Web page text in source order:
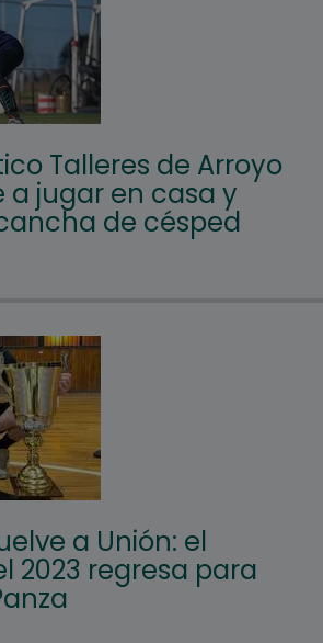
Talleres de Arroyo
a jugar en casa y
de césped
a Unión: el
2023 regresa para